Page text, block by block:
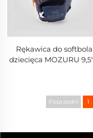
Rękawica do softbola
dziecięca MOZURU
Poprzedni 1